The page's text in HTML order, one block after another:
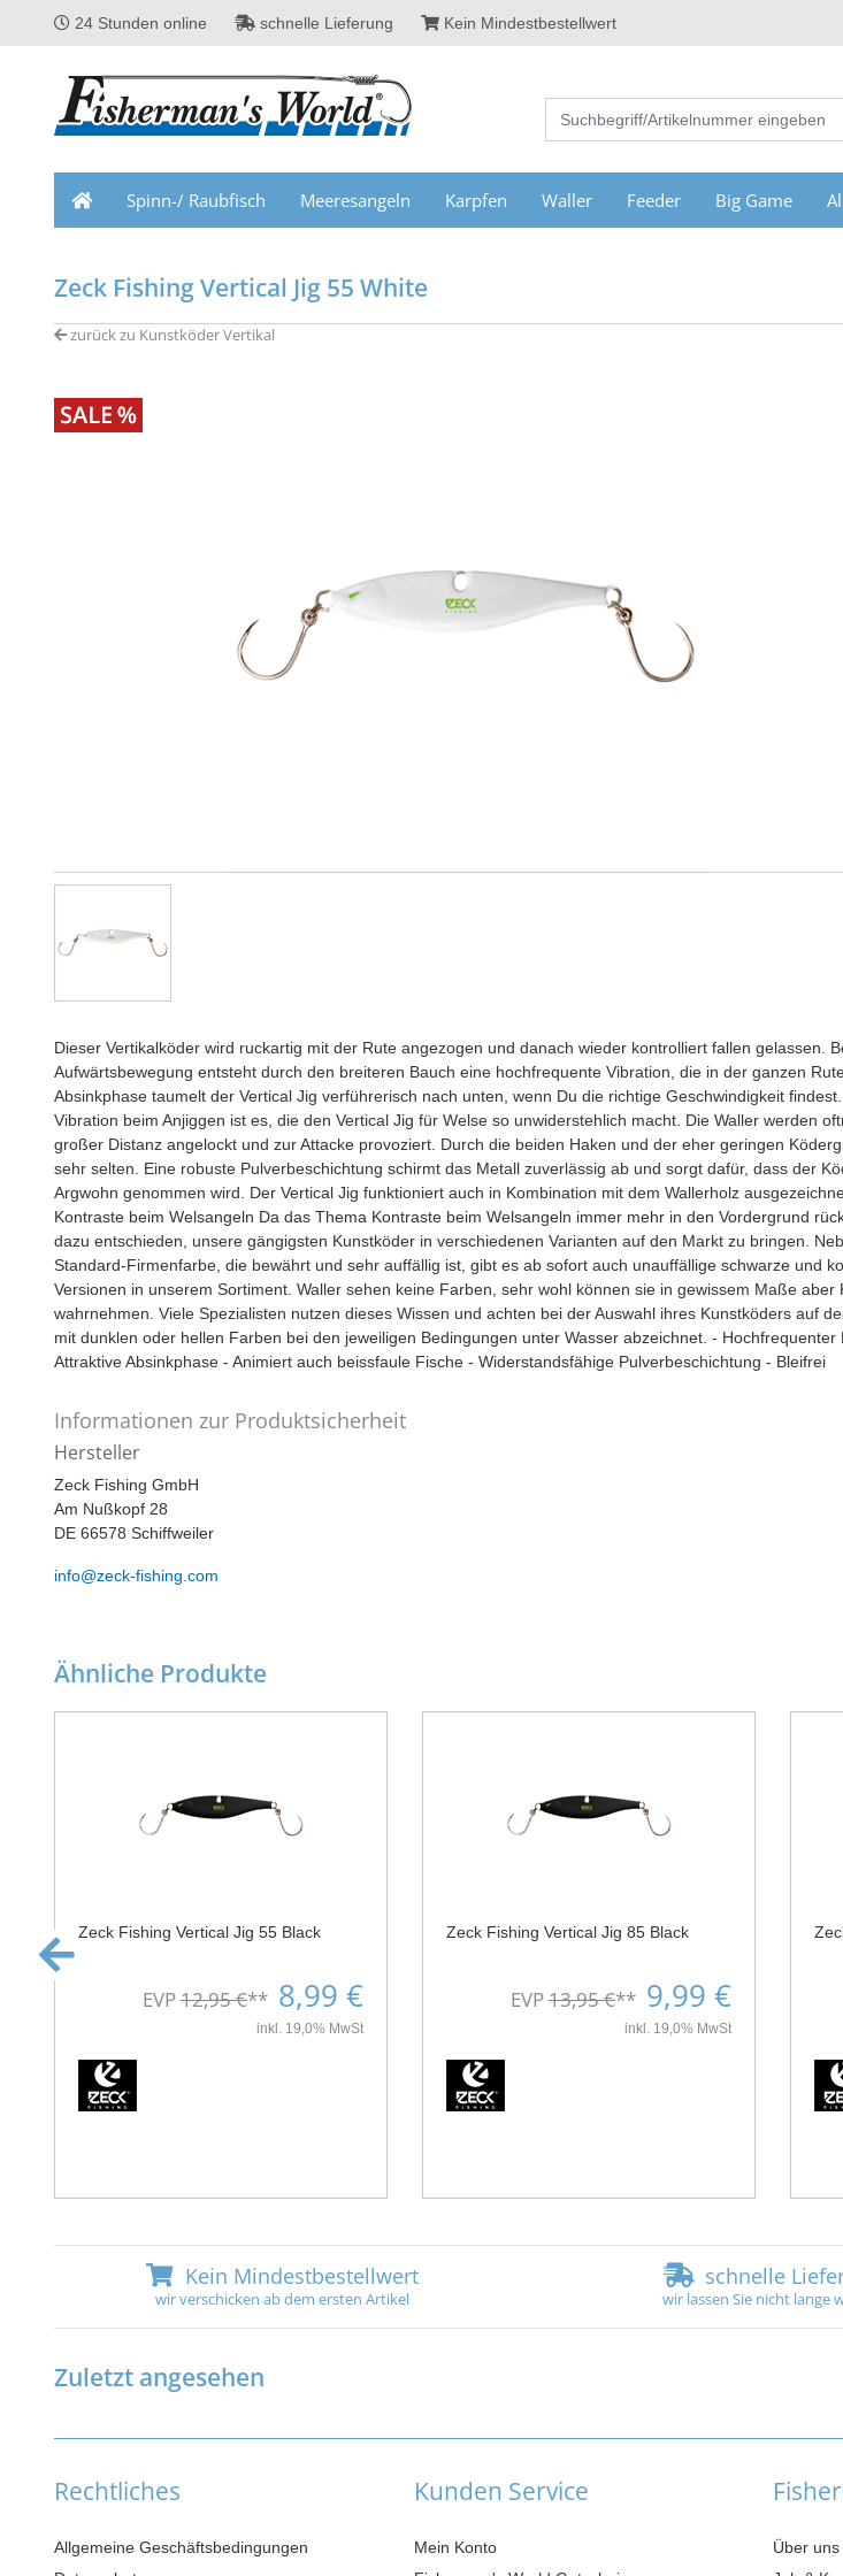
24 Stunden online schnelle Lieferung Kein Mindestbestellwert
Spinn-/ Raubfisch Meeresangeln Karpfen Waller Feeder Big Game
Zeck Fishing Vertical Jig 55 White
zurück zu Kunstköder Vertikal
Dieser Vertikalköder wird ruckartig mit der Rute angezogen und danach wieder kontrolliert fallen gelassen.
Aufwärtsbewegung entsteht durch den breiteren Bauch eine hochfrequente Vibration, die in der ganzen
Absinkphase taumelt der Vertical Jig verführerisch nach unten, wenn Du die richtige Geschwindigkeit
Vibration beim Anjiggen ist es, die den Vertical Jig für Welse so unwiderstehlich macht. Die Waller werden
großer Distanz angelockt und zur Attacke provoziert. Durch die beiden Haken und der eher geringen
sehr selten. Eine robuste Pulverbeschichtung schirmt das Metall zuverlässig ab und sorgt dafür, dass der
Argwohn genommen wird. Der Vertical Jig funktioniert auch in Kombination mit dem Wallerholz
Kontraste beim Welsangeln Da das Thema Kontraste beim Welsangeln immer mehr in den Vordergrund
dazu entschieden, unsere gängigsten Kunstköder in verschiedenen Varianten auf den Markt zu bringen.
Standard-Firmenfarbe, die bewährt und sehr auffällig ist, gibt es ab sofort auch unauffällige schwarze und
Versionen in unserem Sortiment. Waller sehen keine Farben, sehr wohl können sie in gewissem Maße aber
wahrnehmen. Viele Spezialisten nutzen dieses Wissen und achten bei der Auswahl ihres Kunstköders auf
mit dunklen oder hellen Farben bei den jeweiligen Bedingungen unter Wasser abzeichnet. - Hochfrequenter
Attraktive Absinkphase - Animiert auch beissfaule Fische - Widerstandsfähige Pulverbeschichtung - Bleifrei
Informationen zur Produktsicherheit
Hersteller
Zeck Fishing GmbH
Am Nußkopf 28
DE 66578 Schiffweiler
info@zeck-fishing.com
Ähnliche Produkte
Zeck Fishing Vertical Jig 55 Black
EVP12,95 €** 8,99 €
inkl. 19,0% MwSt
Zeck Fishing Vertical Jig 85 Black
EVP13,95 €** 9,99 €
inkl. 19,0% MwSt
Kein Mindestbestellwert
wir verschicken ab dem ersten Artikel
schnelle
wir lassen Sie nicht lange
Zuletzt angesehen
Rechtliches
Allgemeine Geschäftsbedingungen
Kunden Service
Mein Konto
Über uns